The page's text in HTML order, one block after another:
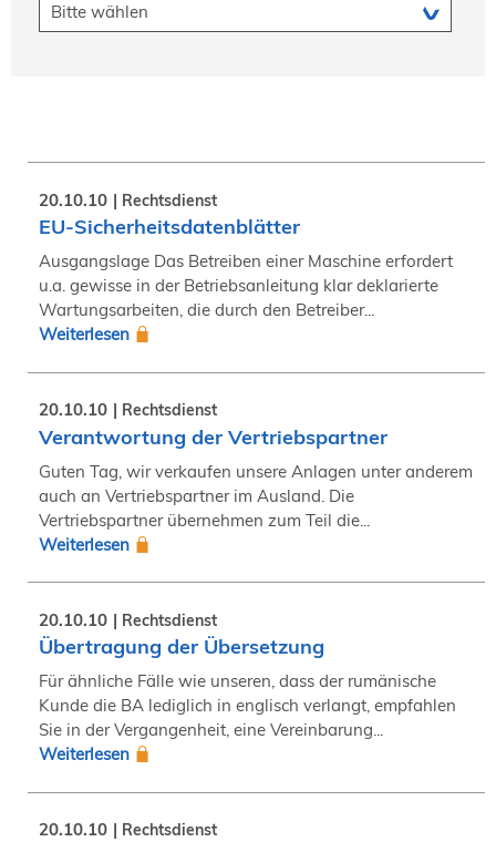
20.10.10 Rechtsdienst
EU-Sicherheitsdatenblätter
Ausgangslage Das Betreiben einer Maschine erfordert
u.a. gewisse in der Betriebsanleitung klar deklarierte
Wartungsarbeiten, die durch den Betreiber...
Weiterlesen
20.10.10 Rechtsdienst
Verantwortung der Vertriebspartner
Guten Tag, wir verkaufen unsere Anlagen unter anderem
auch an Vertriebspartner im Ausland. Die
Vertriebspartner übernehmen zum Teil die...
Weiterlesen
20.10.10 Rechtsdienst
Übertragung der Übersetzung
Für ähnliche Fälle wie unseren, dass der rumänische
Kunde die BA lediglich in englisch verlangt, empfahlen
Sie in der Vergangenheit, eine Vereinbarung...
Weiterlesen
20.10.10 Rechtsdienst